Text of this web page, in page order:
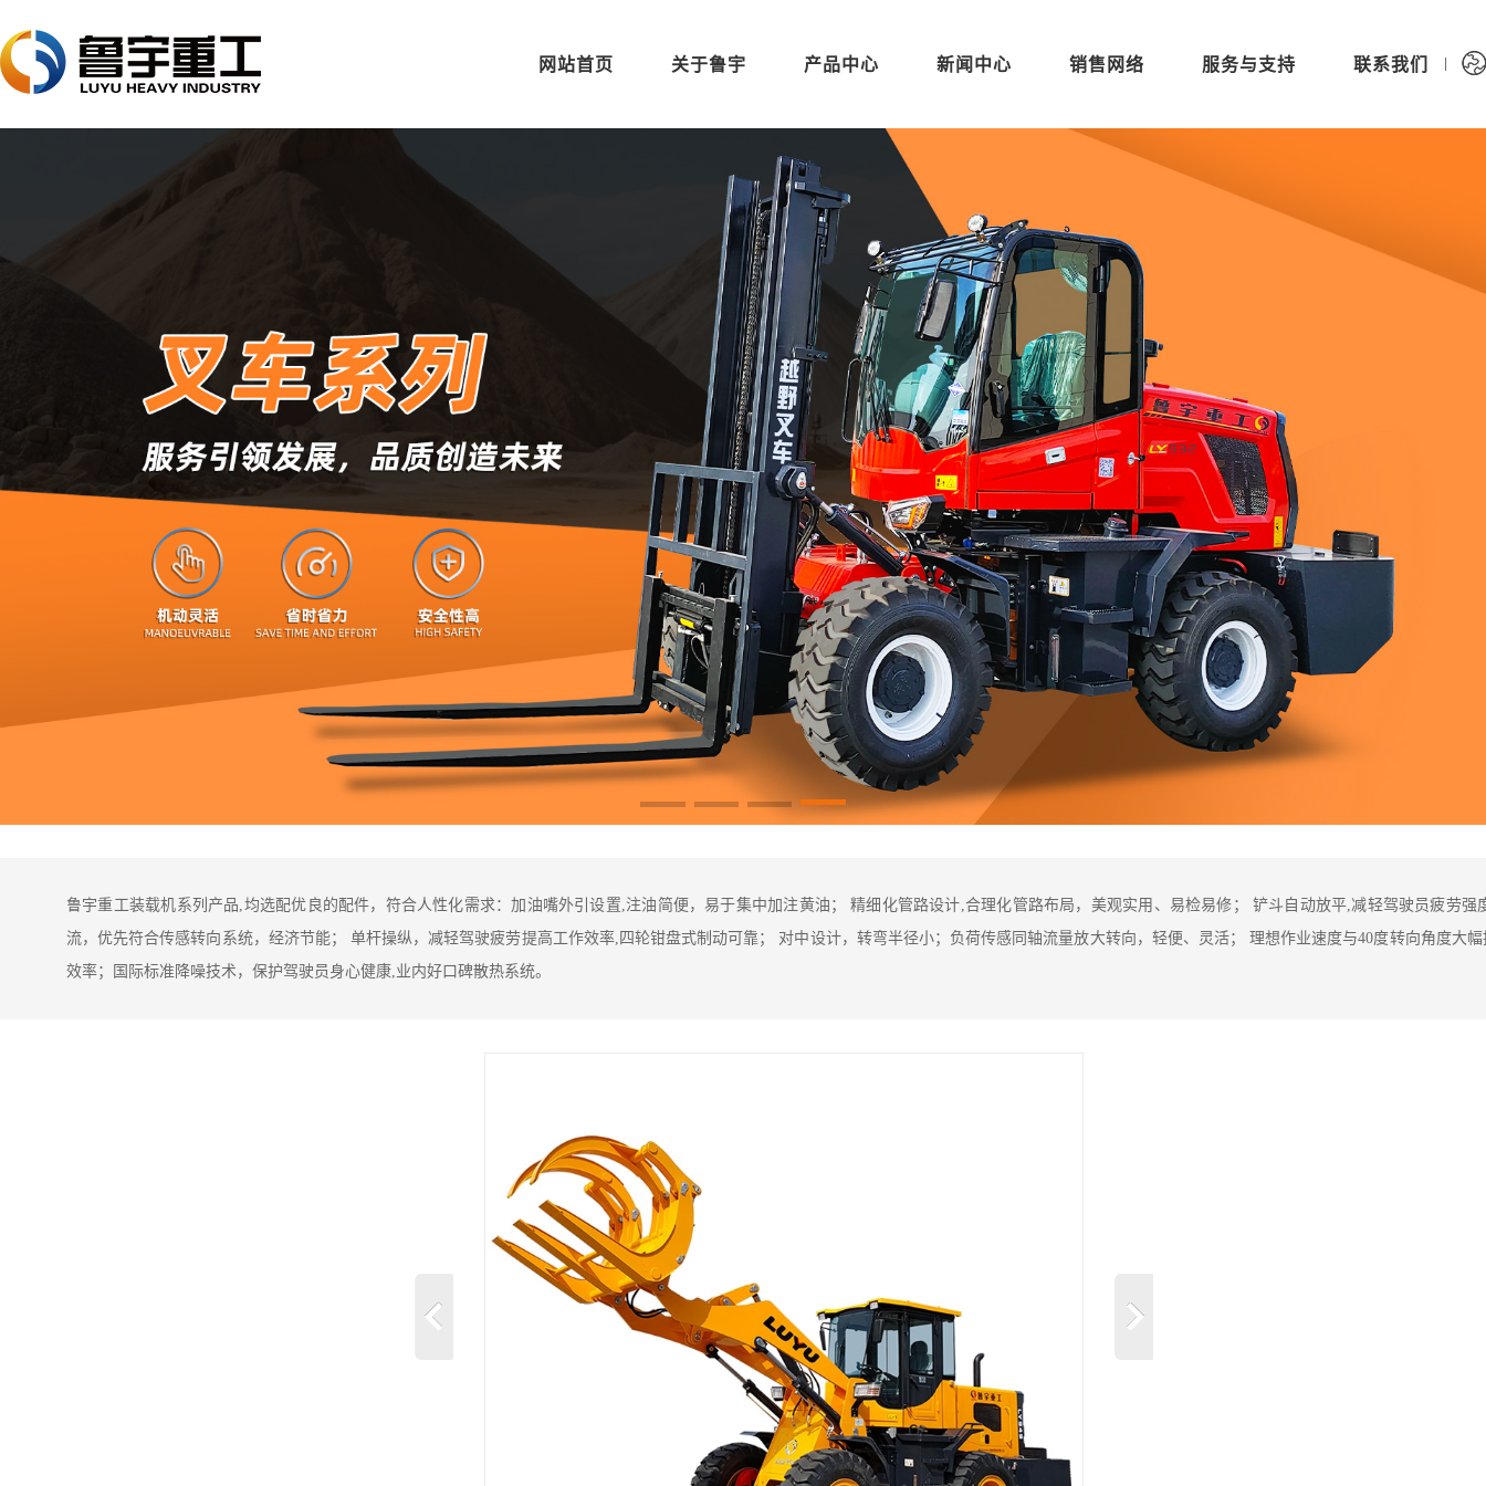
网站首页 关于鲁宇 产品中心 新闻中心 销售网络 服务与支持 联系我们
鲁宇重工装载机系列产品,均选配优良的配件，符合人性化需求：加油嘴外引设置,注油简便，易于集中加注黄油； 精细化管路设计,合理化管路布局，美观实用、易检易修； 铲斗自动放平,减轻驾驶员疲劳强
流，优先符合传感转向系统，经济节能； 单杆操纵，减轻驾驶疲劳提高工作效率,四轮钳盘式制动可靠； 对中设计，转弯半径小；负荷传感同轴流量放大转向，轻便、灵活； 理想作业速度与40度转向角度大
效率；国际标准降噪技术，保护驾驶员身心健康,业内好口碑散热系统。